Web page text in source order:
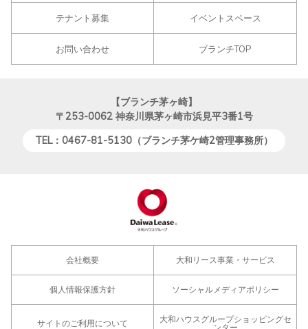
テナント募集 イベントスペース
お問い合わせ ブランチTOP
【ブランチ茅ヶ崎】
〒253-0062 神奈川県茅ヶ崎市浜見平3番1号
TEL：0467-81-5130（ブランチ茅ケ崎2管理事務所）
会社概要 大和リース事業・サービス
個人情報保護方針 ソーシャルメディアポリシー
サイトのご利用について
大和ハウスグループショッピングセ